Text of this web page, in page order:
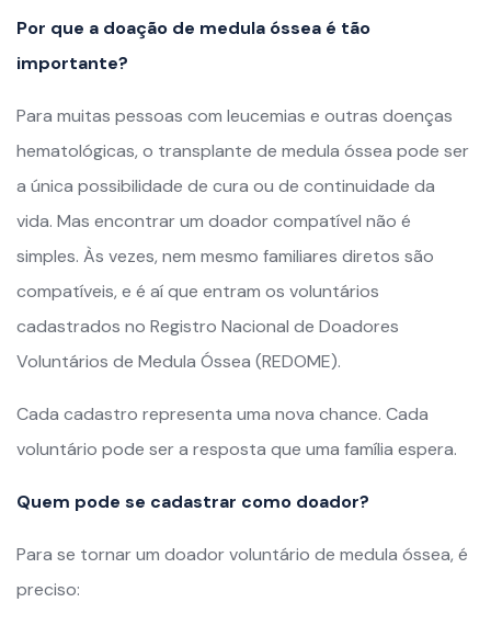
Por que a doação de medula óssea é tão
importante?
Para muitas pessoas com leucemias e outras doenças
hematológicas, o transplante de medula óssea pode ser
a única possibilidade de cura ou de continuidade da
vida. Mas encontrar um doador compatível não é
simples. Às vezes, nem mesmo familiares diretos são
compatíveis, e é aí que entram os voluntários
cadastrados no Registro Nacional de Doadores
Voluntários de Medula Óssea (REDOME).
Cada cadastro representa uma nova chance. Cada
voluntário pode ser a resposta que uma família espera.
Quem pode se cadastrar como doador?
Para se tornar um doador voluntário de medula óssea, é
preciso: